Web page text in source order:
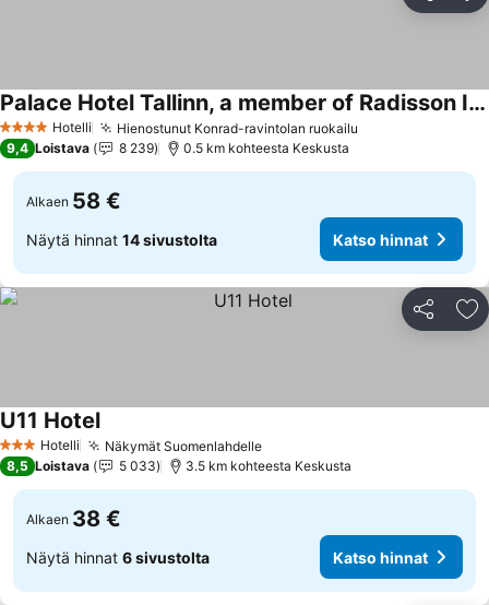
4 Tähtiluokitus
Hotelli Hienostunut Konrad-ravintolan ruokailu
Palace Hotel Tallinn, a member of Radisson Individuals
Katso hinnat
9,4 Loistava 8 239 0.5 km kohteesta Keskusta
Alkaen 58 €
Näytä hinnat 14 sivustolta Katso hinnat
Jaa
3 Tähtiluokitus
Hotelli Näkymät SuomenlahdelleKatso hinnat
U11 HotelKatso hinnat
8,5 Loistava 5 033 3.5 km kohteesta Keskusta
Alkaen 38 €
Näytä hinnat 6 sivustolta Katso hinnat